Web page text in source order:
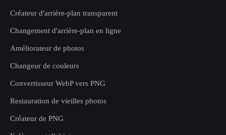
Créateur d'arrière-plan transparent
Changement d'arrière-plan en ligne
Améliorateur de photos
Changeur de couleurs
Convertisseur WebP vers PNG
Restauration de vieilles photos
Créateur de PNG